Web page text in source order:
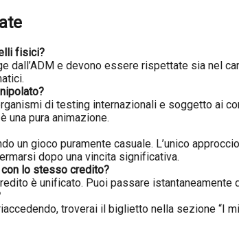
fisici?
dall’ADM e devono essere rispettate sia nel
di testing internazionali e soggetto ai
una pura animazione.
un gioco puramente casuale. L’unico
dopo una vincita significativa.
con lo stesso credito?
è unificato. Puoi passare istantaneamente
troverai il biglietto nella sezione “I